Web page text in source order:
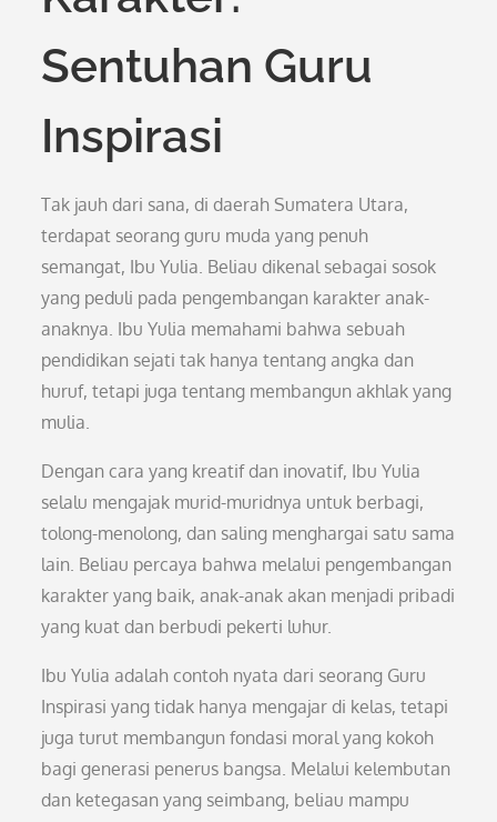
Sentuhan Guru
Inspirasi
Tak jauh dari sana, di daerah Sumatera Utara,
terdapat seorang guru muda yang penuh
semangat, Ibu Yulia. Beliau dikenal sebagai sosok
yang peduli pada pengembangan karakter anak-
anaknya. Ibu Yulia memahami bahwa sebuah
pendidikan sejati tak hanya tentang angka dan
huruf, tetapi juga tentang membangun akhlak yang
mulia.
Dengan cara yang kreatif dan inovatif, Ibu Yulia
selalu mengajak murid-muridnya untuk berbagi,
tolong-menolong, dan saling menghargai satu sama
lain. Beliau percaya bahwa melalui pengembangan
karakter yang baik, anak-anak akan menjadi pribadi
yang kuat dan berbudi pekerti luhur.
Ibu Yulia adalah contoh nyata dari seorang Guru
Inspirasi yang tidak hanya mengajar di kelas, tetapi
juga turut membangun fondasi moral yang kokoh
bagi generasi penerus bangsa. Melalui kelembutan
dan ketegasan yang seimbang, beliau mampu